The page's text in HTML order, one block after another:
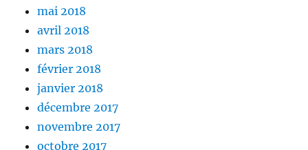
mai 2018
avril 2018
mars 2018
février 2018
janvier 2018
décembre 2017
novembre 2017
octobre 2017